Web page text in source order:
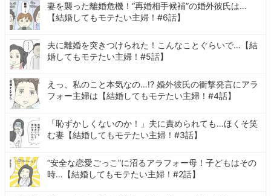
妻を襲った離婚危機！“再婚相手候補”の婚外彼氏は…
【結婚してもモテたい主婦！#6話】
夫に離婚を突きつけられた！こんなことぐらいで…【結
婚してもモテたい主婦！#5話】
えっ、私のこと本気なの…!? 婚外彼氏の衝撃発言にアラ
フォー主婦は【結婚してもモテたい主婦！#4話】
「恥ずかしくないのか！」夫に責められても…ほくそ笑
む妻【結婚してもモテたい主婦！#3話】
“安全な恋愛ごっこ”に沼るアラフォー母！子どもはその
時…【結婚してもモテたい主婦！#2話】